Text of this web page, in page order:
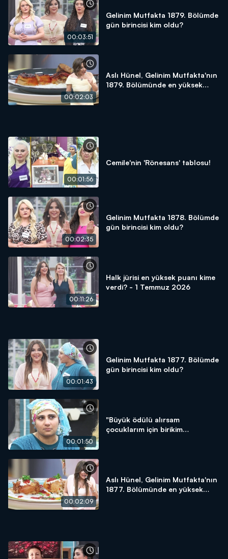
00:03:51
Gelinim Mutfakta 1879. Bölümde
gün birincisi kim oldu?
00:02:03
Aslı Hünel, Gelinim Mutfakta'nın
1879. Bölümünde en yüksek
00:01:56
Cemile'nin 'Rönesans' tablosu!
00:02:35
Gelinim Mutfakta 1878. Bölümde
gün birincisi kim oldu?
00:11:26
Halk jürisi en yüksek puanı kime
verdi? - 1 Temmuz 2026
00:01:43
Gelinim Mutfakta 1877. Bölümde
gün birincisi kim oldu?
00:01:50
"Büyük ödülü alırsam
çocuklarım için birikim
00:02:09
Aslı Hünel, Gelinim Mutfakta'nın
1877. Bölümünde en yüksek